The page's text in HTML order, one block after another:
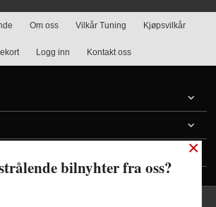
Om oss Vilkår Tuning Kjøpsvilkår
Logg inn Kontakt oss
×
bilnyhter fra oss?